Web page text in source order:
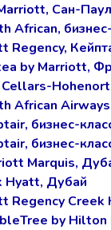
Сан-
African,
Regency,
by Marriott,
Hohenort
African
бизнес-
бизнес-
Marquis,
Hyatt, Дубай
Regency
by Hilton